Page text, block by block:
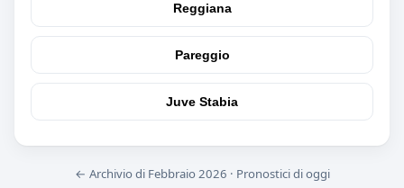
Reggiana
Pareggio
Juve Stabia
← Archivio di Febbraio 2026 · Pronostici di oggi